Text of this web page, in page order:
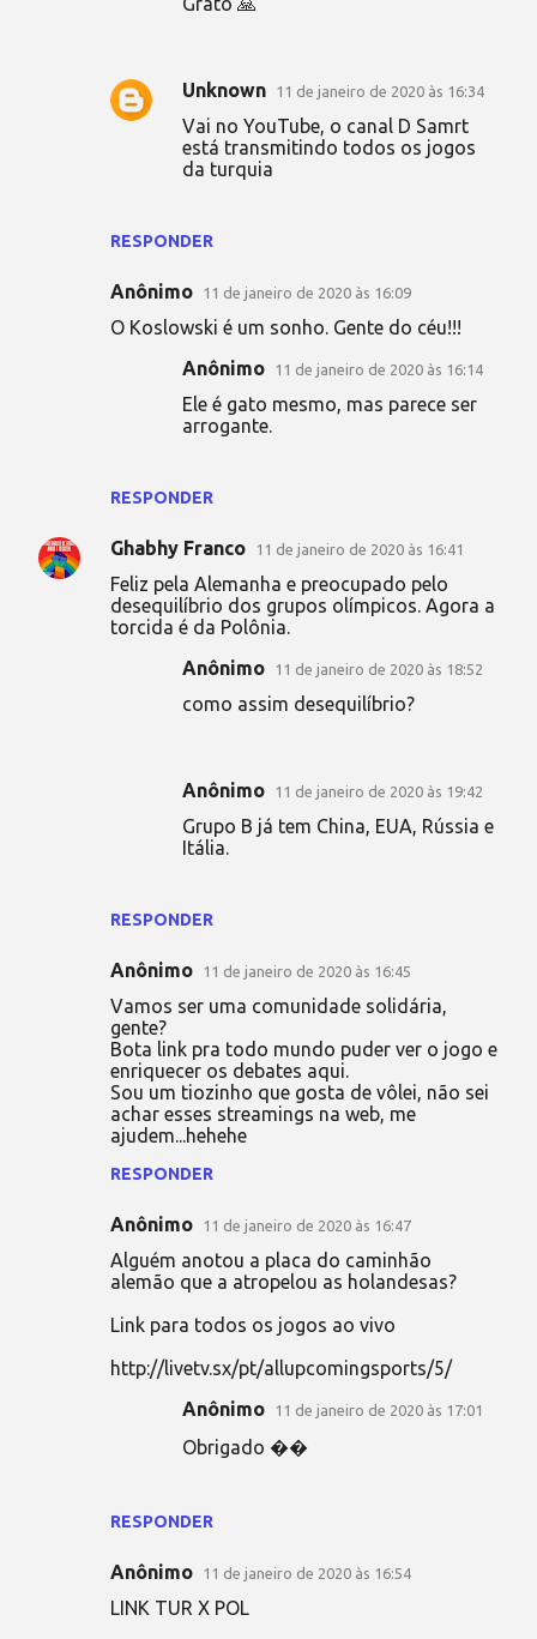
RESPONDER
Unknown 11 de janeiro de 2020 às 16:34
Vai no YouTube, o canal D Samrt
está transmitindo todos os jogos
da turquia
Anônimo 11 de janeiro de 2020 às 16:09
O Koslowski é um sonho. Gente do céu!!!
RESPONDER
Anônimo 11 de janeiro de 2020 às 16:14
Ele é gato mesmo, mas parece ser
arrogante.
Ghabhy Franco 11 de janeiro de 2020 às 16:41
Feliz pela Alemanha e preocupado pelo
desequilíbrio dos grupos olímpicos. Agora a
torcida é da Polônia.
RESPONDER
Anônimo 11 de janeiro de 2020 às 18:52
como assim desequilíbrio?
Anônimo 11 de janeiro de 2020 às 19:42
Grupo B já tem China, EUA, Rússia e
Itália.
Anônimo 11 de janeiro de 2020 às 16:45
Vamos ser uma comunidade solidária,
gente?
Bota link pra todo mundo puder ver o jogo e
enriquecer os debates aqui.
Sou um tiozinho que gosta de vôlei, não sei
achar esses streamings na web, me
ajudem...hehehe
RESPONDER
Anônimo 11 de janeiro de 2020 às 16:47
Alguém anotou a placa do caminhão
alemão que a atropelou as holandesas?
Link para todos os jogos ao vivo
http://livetv.sx/pt/allupcomingsports/5/
RESPONDER
Anônimo 11 de janeiro de 2020 às 17:01
Obrigado ��
Anônimo 11 de janeiro de 2020 às 16:54
LINK TUR X POL